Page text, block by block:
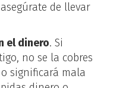
de llevar
el dinero. Si
no se la cobres
significará mala